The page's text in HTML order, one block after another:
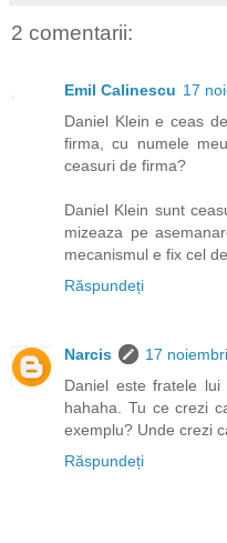
2 comentarii:
Emil Calinescu 17
Daniel Klein e ceas
firma, cu numele
ceasuri de firma?
Daniel Klein sunt
mizeaza pe
mecanismul e fix cel
Răspundeți
Narcis
17
Daniel este fratele
hahaha. Tu ce crezi
exemplu? Unde crezi
Răspundeți